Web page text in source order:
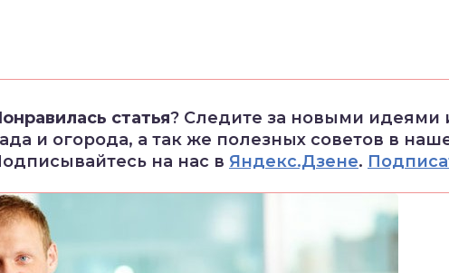
статья? Следите за новыми идеями
и огорода, а так же полезных советов в
на нас в Яндекс.Дзене.